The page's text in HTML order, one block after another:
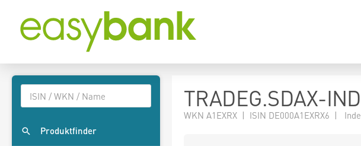
Produktfinder
TRADEG.SDAX-
WKN A1EXRX | ISIN DE000A1EXRX6 |